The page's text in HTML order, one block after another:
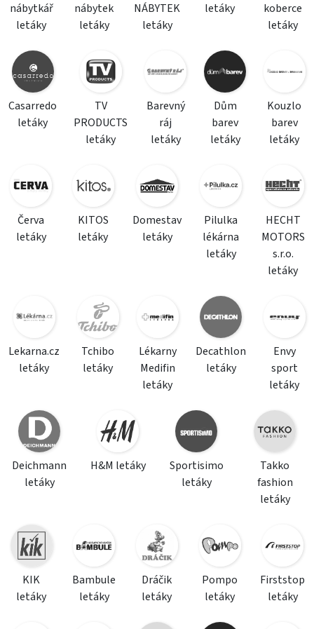
nábytkář
letáky
nábytek
letáky
NÁBYTEK
letáky
letáky
koberce
letáky
Casarredo
letáky
TV
PRODUCTS
letáky
Barevný
ráj
letáky
Dům
barev
letáky
Kouzlo
barev
letáky
Červa
letáky
KITOS
letáky
Domestav
letáky
Pilulka
lékárna
letáky
HECHT
MOTORS
s.r.o.
letáky
Lekarna.cz
letáky
Tchibo
letáky
Lékarny
Medifin
letáky
Decathlon
letáky
Envy
sport
letáky
Deichmann
letáky
H&M letáky
Sportisimo
letáky
Takko
fashion
letáky
KIK
letáky
Bambule
letáky
Dráčik
letáky
Pompo
letáky
Firststop
letáky